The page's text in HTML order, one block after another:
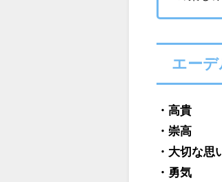
エー
・高貴
・崇高
・大切な思
・勇気